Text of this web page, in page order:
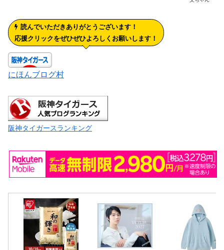
読んでいただきありがとうございます！
応援クリックをぜひぜひよろしくお願いします！
にほんブログ村
阪神タイガースランキング